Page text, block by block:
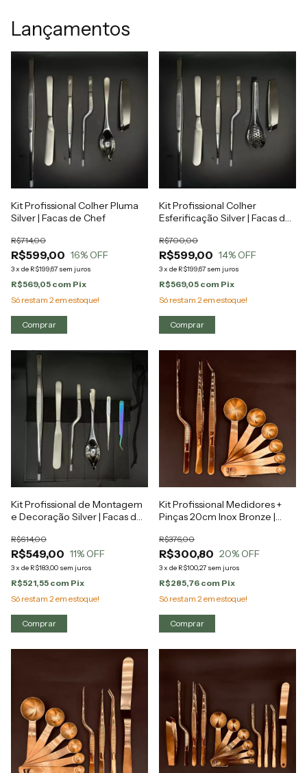
Lançamentos
Kit Profissional Colher Pluma
Silver | Facas de Chef
R$599,00
R$714,00
16% OFF
3x de R$199,67 sem juros
R$569,05 com Pix
Só restam 2 em estoque!
Kit Profissional Colher
Esferificação Silver | Facas de
R$599,00
R$700,00
14% OFF
3x de R$199,67 sem juros
R$569,05 com Pix
Só restam 2 em estoque!
Kit Profissional de Montagem
e Decoração Silver | Facas de
R$549,00
R$614,00
11% OFF
3x de R$183,00 sem juros
R$521,55 com Pix
Só restam 2 em estoque!
Kit Profissional Medidores +
Pinças 20cm Inox Bronze |
R$300,80
R$376,00
20% OFF
3x de R$100,27 sem juros
R$285,76 com Pix
Só restam 2 em estoque!